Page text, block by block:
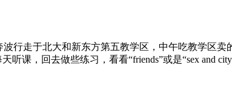
行走于北大和新东方第五教学区，中午吃教学区卖
听课，回去做些练习，看看“friends”或是“sex and